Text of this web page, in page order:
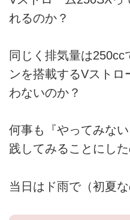
れるのか？
同じく排気量は
ンを搭載するVストロ
わないのか？
何事も『やってみな
践してみることにし
当日はド雨で（初夏